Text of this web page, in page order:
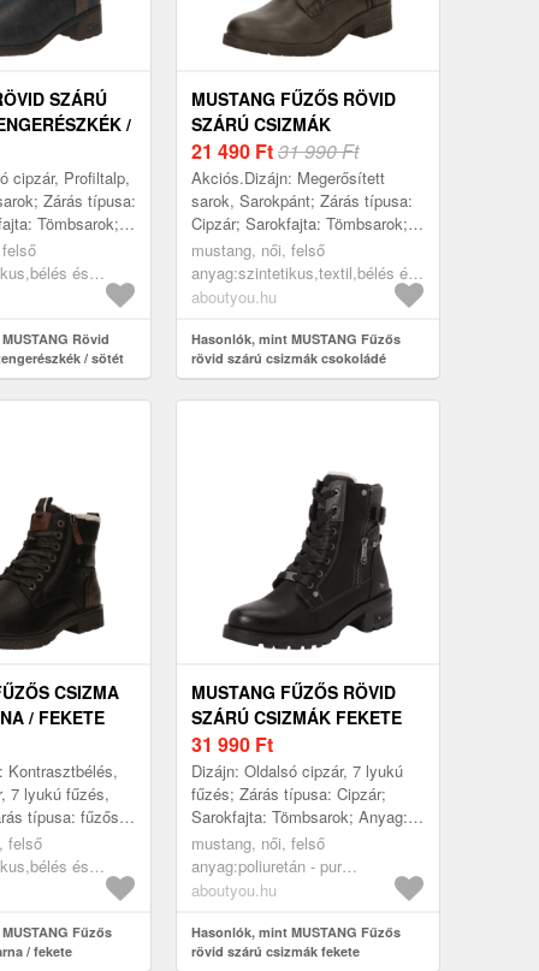
SZÁRÚ
/
cipzár, Profiltalp,
Zárás típusa:
Tömbsarok;
Univerzális
és
szárú csizmák,
barna
Rövid
/ sötét
MUSTANG FŰZŐS RÖVID
SZÁRÚ CSIZMÁK
CSOKOLÁDÉ
21 490 Ft31 990 Ft
Akciós.Dizájn: Megerősített
sarok, Sarokpánt; Zárás típusa:
Cipzár; Sarokfajta: Tömbsarok;
Anyag: Műbőr; Minta: Univerzális
színek; Anyag: Műbőr; Cipőorr:...
mustang, női, felső
anyag:szintetikus,textil,bélés és
fedőtalp:szintetikus,textil,járótalp:műanyag,
csizmák, fűzős rövid szárú
csizmák, csokoládé
aboutyou.hu
Hasonlók, mint MUSTANG Fűzős
rövid szárú csizmák csokoládé
CSIZMA
/ FEKETE
Kontrasztbélés,
7 lyukú fűzés,
típusa: fűzős;
Anyag:
felső
és
fűzős csizmák,
Fűzős
/ fekete
MUSTANG FŰZŐS RÖVID
SZÁRÚ CSIZMÁK FEKETE
31 990 Ft
Dizájn: Oldalsó cipzár, 7 lyukú
fűzés; Zárás típusa: Cipzár;
Sarokfajta: Tömbsarok; Anyag:
Műbőr; Minta: Univerzális
színek; Anyag: Műbőr; Cipőorr:...
mustang, női, felső
anyag:poliuretán - pur
(újrahasznosított),bélés és
pes,poliuretán - pur
(újrahasznosított),járótalp:műanyag,
aboutyou.hu
Hasonlók, mint MUSTANG Fűzős
rövid szárú csizmák fekete